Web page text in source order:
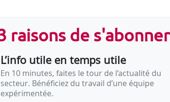
d’appel fait droit à sa demande.
à verser au salarié un rappel de
au sein de l’entreprise utilisatrice.
de cassation confirme…
raisons de s'abonner
L’info utile en temps utile
En 10 minutes, faites le tour de l’actualité du
secteur. Bénéficiez du travail d’une équipe
expérimentée.